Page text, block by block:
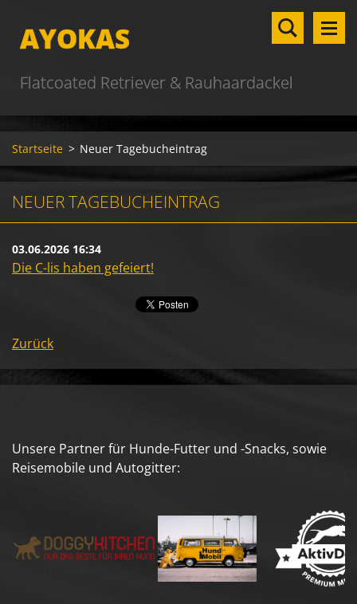
AYOKAS
Flatcoated Retriever & Rauhaardackel
Startseite > Neuer Tagebucheintrag
NEUER TAGEBUCHEINTRAG
03.06.2026 16:34
Die C-lis haben gefeiert!
Zurück
Unsere Partner für Hunde-Futter und -Snacks, sowie
Reisemobile und Autogitter: